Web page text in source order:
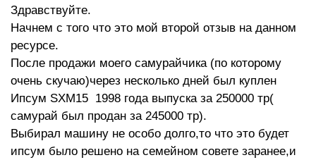
Двигатель
Здравствуйте.
Начнем с того что это мой второй отзыв на данном
ресурсе.
После продажи моего самурайчика (по которому
очень скучаю)через несколько дней был куплен
Ипсум SXM15 1998 года выпуска за 250000 тр(
самурай был продан за 245000 тр).
Выбирал машину не особо долго,то что это будет
ипсум было решено на семейном совете заранее,и